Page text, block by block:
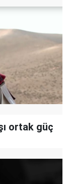
ortak güç